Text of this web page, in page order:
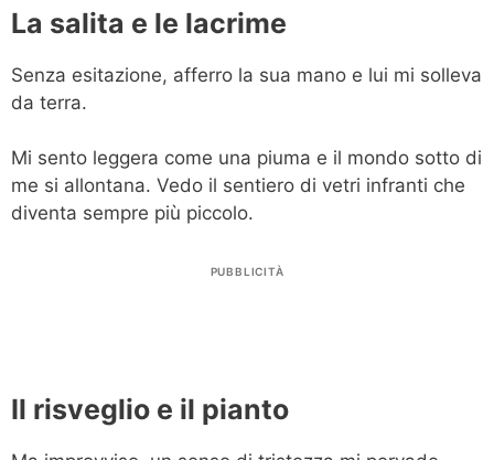
La salita e le lacrime
Senza esitazione, afferro la sua mano e lui mi solleva
da terra.
Mi sento leggera come una piuma e il mondo sotto di
me si allontana. Vedo il sentiero di vetri infranti che
diventa sempre più piccolo.
PUBBLICITÀ
Il risveglio e il pianto